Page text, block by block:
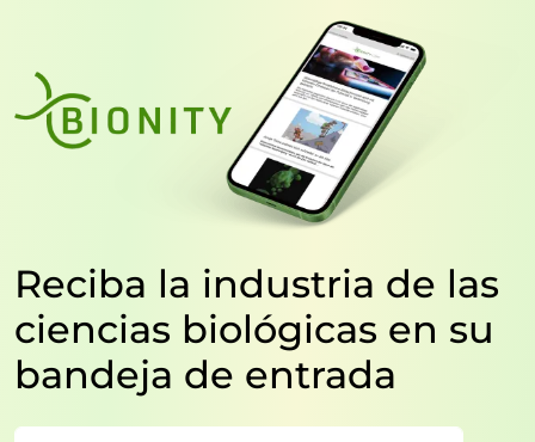
Reciba la industria de las
ciencias biológicas en su
bandeja de entrada